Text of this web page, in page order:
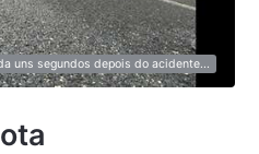
uns segundos depois do acidente...